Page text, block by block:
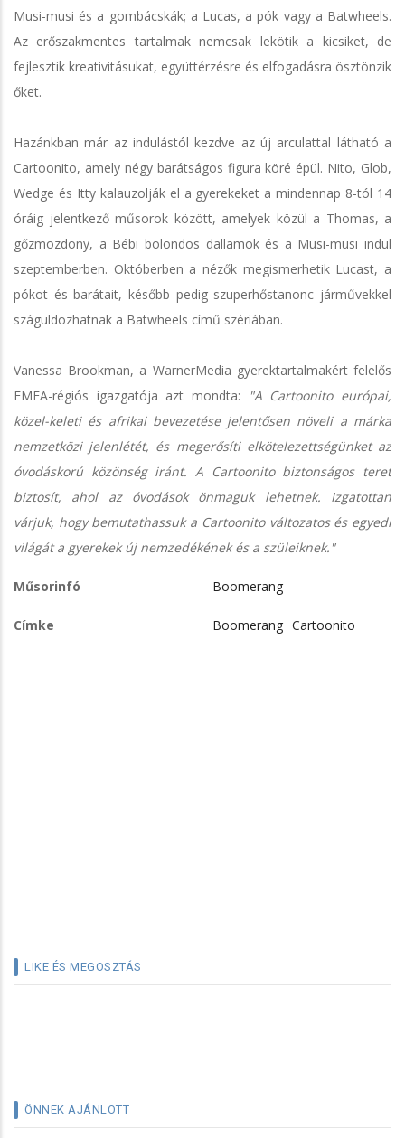
Musi-musi és a gombácskák; a Lucas, a pók vagy a Batwheels.
Az erőszakmentes tartalmak nemcsak lekötik a kicsiket, de
fejlesztik kreativitásukat, együttérzésre és elfogadásra ösztönzik
őket.
Hazánkban már az indulástól kezdve az új arculattal látható a
Cartoonito, amely négy barátságos figura köré épül. Nito, Glob,
Wedge és Itty kalauzolják el a gyerekeket a mindennap 8-tól 14
óráig jelentkező műsorok között, amelyek közül a Thomas, a
gőzmozdony, a Bébi bolondos dallamok és a Musi-musi indul
szeptemberben. Októberben a nézők megismerhetik Lucast, a
pókot és barátait, később pedig szuperhőstanonc járművekkel
száguldozhatnak a Batwheels című szériában.
Vanessa Brookman, a WarnerMedia gyerektartalmakért felelős
EMEA-régiós igazgatója azt mondta:
"A Cartoonito európai,
közel-keleti és afrikai bevezetése jelentősen növeli a márka
nemzetközi jelenlétét, és megerősíti elkötelezettségünket az
óvodáskorú közönség iránt. A Cartoonito biztonságos teret
biztosít, ahol az óvodások önmaguk lehetnek. Izgatottan
várjuk, hogy bemutathassuk a Cartoonito változatos és egyedi
világát a gyerekek új nemzedékének és a szüleiknek."
Műsorinfó Boomerang
Címke Boomerang Cartoonito
LIKE ÉS MEGOSZTÁS
ÖNNEK AJÁNLOTT